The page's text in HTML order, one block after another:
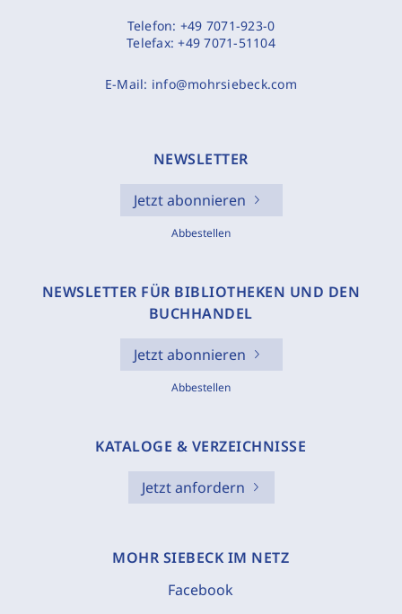
Telefon: +49 7071-923-0
Telefax:+49 7071-51104
E-Mail: info@mohrsiebeck.com
NEWSLETTER
Jetzt abonnieren
Abbestellen
NEWSLETTER FÜR BIBLIOTHEKEN UND DEN
BUCHHANDEL
Jetzt abonnieren
Abbestellen
KATALOGE & VERZEICHNISSE
Jetzt anfordern
MOHR SIEBECK IM NETZ
Facebook